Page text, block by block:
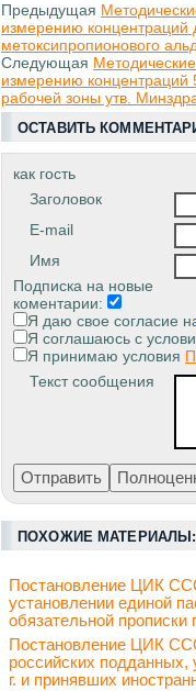
Предыдущая
измерению
метоксипропионового
Следующая
измерению концентраций
рабочей зоны утв.
ОСТАВИТЬ
как гость
Заголовок
E-mail
Имя
Подписка на новые
коментарии:
Я даю свое согласие
Я соглашаюсь с
Я принимаю условия
Текст сообщения
ПОХОЖИЕ МАТЕРИАЛЫ:
Постановление ЦИК
установлении единой
обязательной прописки
Постановление ЦИК
российских подданных,
г. и принявших